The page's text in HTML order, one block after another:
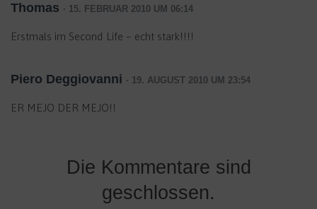
Thomas · 15. FEBRUAR 2010 UM 06:14
Erstmals im Second Life – echt stark!!!!
Piero Deggiovanni · 19. AUGUST 2010 UM 23:54
ER MEJO DER MEJO!!
Die Kommentare sind
geschlossen.